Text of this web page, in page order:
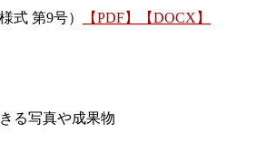
式 第9号） 【PDF】 【DOCX】
る写真や成果物